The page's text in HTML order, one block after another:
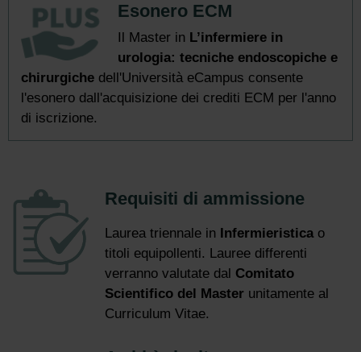
Esonero ECM
Il Master in L’infermiere in
urologia: tecniche endoscopiche e
chirurgiche dell'Università eCampus consente
l'esonero dall'acquisizione dei crediti ECM per l'anno
di iscrizione.
Requisiti di ammissione
Laurea triennale in Infermieristicao
titoli equipollenti. Lauree differenti
verranno valutate dal Comitato
Scientifico del Master unitamente al
Curriculum Vitae.